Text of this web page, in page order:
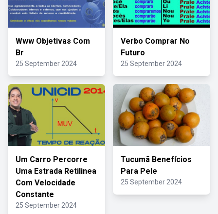
Www Objetivas Com
Br
25 September 2024
Verbo Comprar No
Futuro
25 September 2024
Um Carro Percorre
Uma Estrada Retilinea
Com Velocidade
Constante
25 September 2024
Tucumã Benefícios
Para Pele
25 September 2024